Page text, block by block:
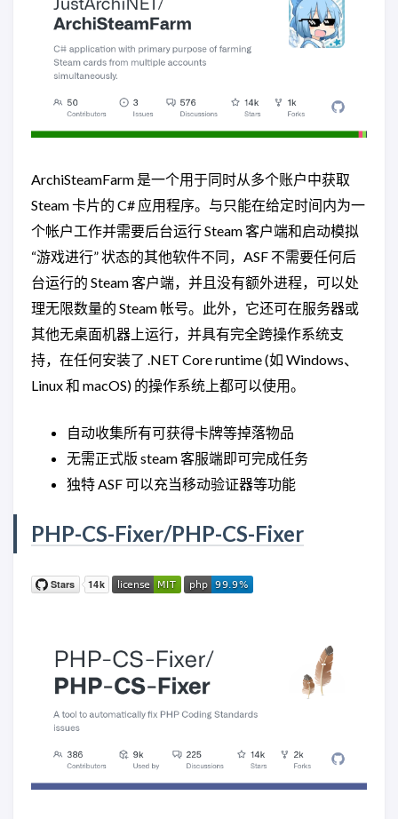
ArchiSteamFarm 是一个用于同时从多个账户中获取
Steam 卡片的 C# 应用程序。与只能在给定时间内为一
个帐户工作并需要后台运行 Steam 客户端和启动模拟
“游戏进行” 状态的其他软件不同，ASF 不需要任何后
台运行的 Steam 客户端，并且没有额外进程，可以处
理无限数量的 Steam 帐号。此外，它还可在服务器或
其他无桌面机器上运行，并具有完全跨操作系统支
持，在任何安装了 .NET Core runtime (如 Windows、
Linux 和 macOS) 的操作系统上都可以使用。
自动收集所有可获得卡牌等掉落物品
无需正式版 steam 客服端即可完成任务
独特 ASF 可以充当移动验证器等功能
PHP-CS-Fixer/PHP-CS-Fixer